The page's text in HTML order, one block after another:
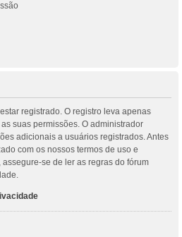
registrado. O registro leva apenas
suas permissões. O administrador
adicionais a usuários registrados. Antes
com os nossos termos de uso e
se de ler as regras do fórum